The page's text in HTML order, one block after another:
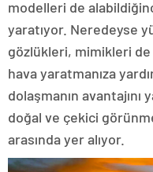
modelleri de
yaratıyor. Neredeyse
gözlükleri, mimikleri
hava yaratmanıza
dolaşmanın
doğal ve çekici
arasında yer alıyor.